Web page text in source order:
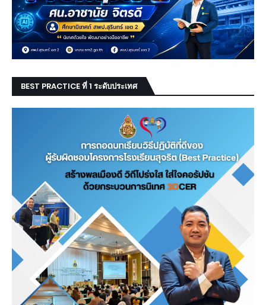
BEST PRACTICE ที่ 1 ระดับประเทศ